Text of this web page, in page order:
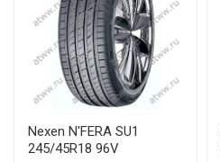
Nexen N'FERA SU1
245/45R18 96V